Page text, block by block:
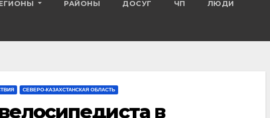
РАЙОНЫ ДОСУГ ЧП ЛЮДИ
СЕВЕРО-КАЗАХСТАНСКАЯ ОБЛАСТЬ
в